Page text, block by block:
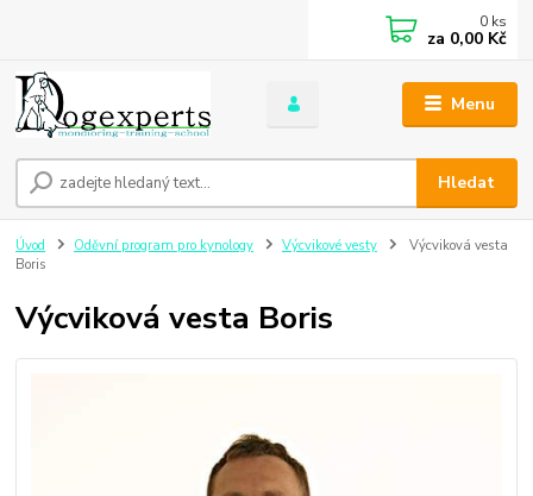
Menu
Hledat
0 ks
za 0,00 Kč
Úvod Oděvní program pro kynology Výcvikové vesty
Výcviková vesta
Boris
Výcviková vesta Boris